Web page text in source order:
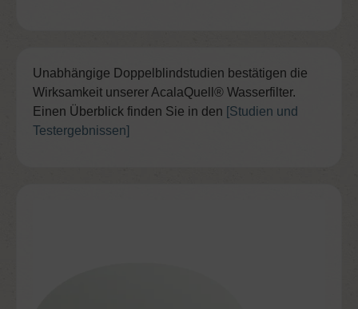
Unabhängige Doppelblindstudien bestätigen die
Wirksamkeit unserer AcalaQuell® Wasserfilter.
Einen Überblick finden Sie in den [Studien und
Testergebnissen]